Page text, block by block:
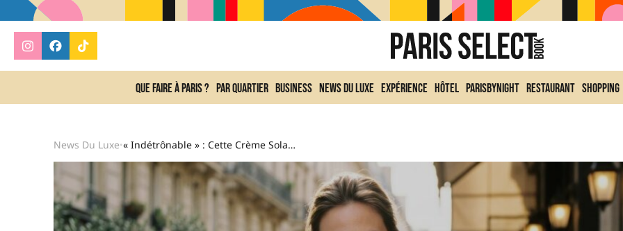
Que faire à Paris ? Par quartier Business News du Luxe Expérience Hôtel ParisByNight Restaurant Shopping
News Du Luxe• « Indétrônable » : Cette Crème Solaire Coréenne À 18€ Est La Préférée Des Français En 2026 Et On Comprend Pourquoi